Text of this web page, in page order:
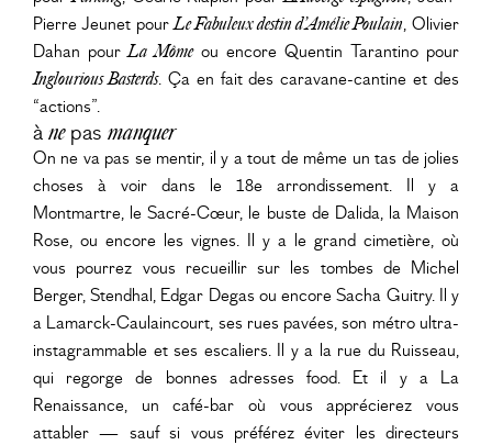
Pierre Jeunet pourLe Fabuleux destin d’Amélie Poulain, Olivier
Dahan pourLa Mômeou encore Quentin Tarantino pour
Inglourious Basterds. Ça en fait des caravane-cantine et des
“actions”.
à nepas manquer
On ne va pas se mentir, il y a tout de même un tas de jolies
choses à voir dans le 18e arrondissement. Il y a
Montmartre, le Sacré-Cœur, le buste de Dalida, la Maison
Rose, ou encore les vignes. Il y a le grand cimetière, où
vous pourrez vous recueillir sur les tombes de Michel
Berger, Stendhal, Edgar Degas ou encore Sacha Guitry. Il y
a Lamarck-Caulaincourt, ses rues pavées, son métro ultra-
instagrammable et ses escaliers. Il y a la rue du Ruisseau,
qui regorge de bonnes adresses food. Et il y a La
Renaissance, un café-bar où vous apprécierez vous
attabler — sauf si vous préférez éviter les directeurs